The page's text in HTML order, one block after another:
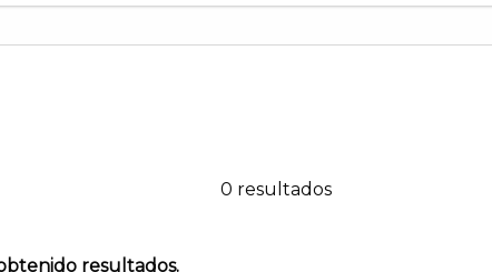
0 resultados
resultados.